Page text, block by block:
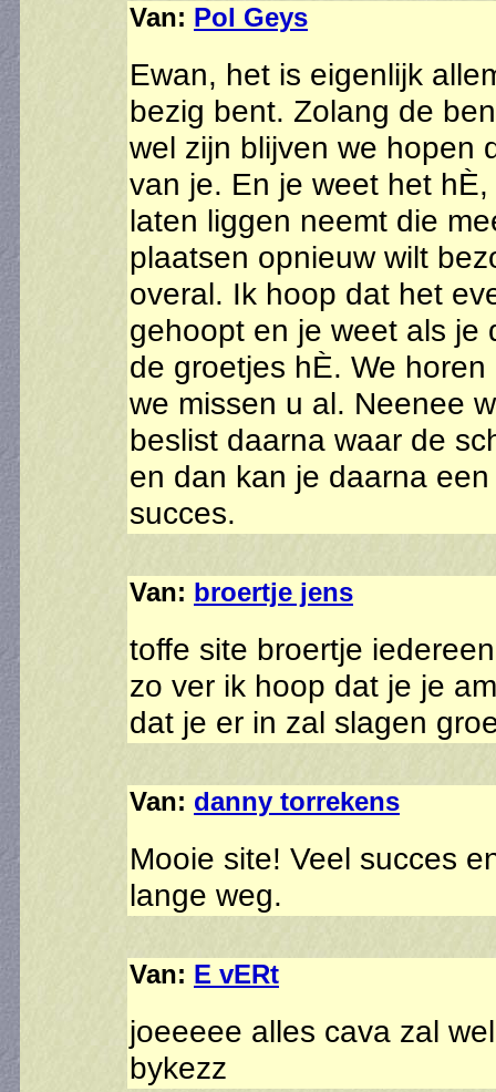
Van: Pol Geys
Ewan, het is eigenlijk
bezig bent. Zolang de
wel zijn blijven we hopen
van je. En je weet het
laten liggen neemt die
plaatsen opnieuw wilt
overal. Ik hoop dat het
gehoopt en je weet als je
de groetjes hÈ. We
we missen u al. Neenee
beslist daarna waar de
en dan kan je daarna
succes.
Van: broertje jens
toffe site broertje
zo ver ik hoop dat je je
dat je er in zal slagen
Van: danny torrekens
Mooie site! Veel succes
lange weg.
Van: E vERt
joeeeee alles cava zal
bykezz